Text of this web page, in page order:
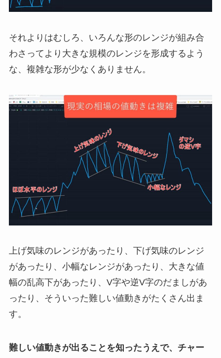
それよりはむしろ、いろんな形のレンジが組み合
わさってより大きな規模のレンジを形成するよう
な、複雑な形が少なくありません。
上げ気味のレンジがあったり、下げ気味のレンジ
があったり、小幅なレンジがあったり、大きな値
幅の乱高下があったり、V字や逆V字のだましがあ
ったり、そういった難しい値動きがたくさん出ま
す。
難しい値動きが出ることを知ったうえで、チャー